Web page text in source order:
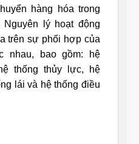
hàng hóa trong
lý hoạt động
trên sự phối hợp của
nhau, bao gồm: hệ
thống thủy lực, hệ
lái và hệ thống điều